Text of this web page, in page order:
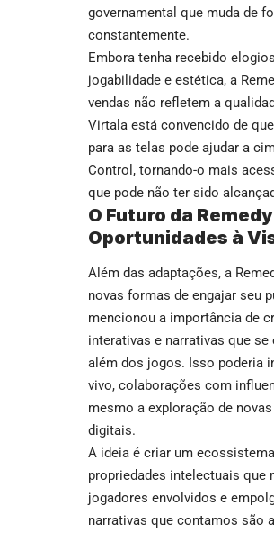
governamental que muda de
constantemente.
Embora tenha recebido
jogabilidade e estética, a
vendas não refletem a
Virtala está convencido de
para as telas pode ajudar a
Control, tornando-o mais
que pode não ter sido
O Futuro da
Oportunidades à
Além das adaptações, a
novas formas de engajar seu
mencionou a importância de
interativas e narrativas que se
além dos jogos. Isso poderia
vivo, colaborações com
mesmo a exploração de
digitais.
A ideia é criar um
propriedades intelectuais que
jogadores envolvidos e
narrativas que contamos são